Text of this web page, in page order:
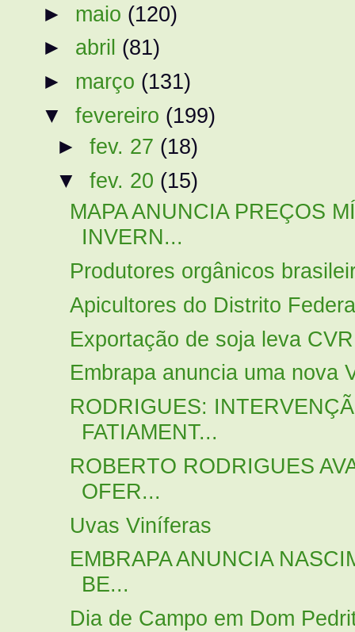
► maio (120)
► abril (81)
► março (131)
▼fevereiro (199)
► fev. 27 (18)
▼ fev. 20 (15)
MAPA ANUNCIA PREÇOS
INVERN...
Produtores orgânicos
Apicultores do Distrito
Exportação de soja leva
Embrapa anuncia uma nova
RODRIGUES:
FATIAMENT...
ROBERTO RODRIGUES
OFER...
Uvas Viníferas
EMBRAPA ANUNCIA
BE...
Dia de Campo em Dom